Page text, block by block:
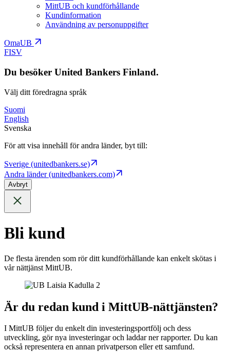
MittUB och kundförhållande
Kundinformation
Användning av personuppgifter
OmaUB
FISV
Du besöker United Bankers Finland.
Välj ditt föredragna språk
Suomi
English
Svenska
För att visa innehåll för andra länder, byt till:
Sverige (unitedbankers.se)
Andra länder (unitedbankers.com)
Avbryt
Bli kund
De flesta ärenden som rör ditt kundförhållande kan enkelt skötas i
vår nättjänst MittUB.
Är du redan kund i MittUB-nättjänsten?
I MittUB följer du enkelt din investeringsportfölj och dess
utveckling, gör nya investeringar och laddar ner rapporter. Du kan
också representera en annan privatperson eller ett samfund.